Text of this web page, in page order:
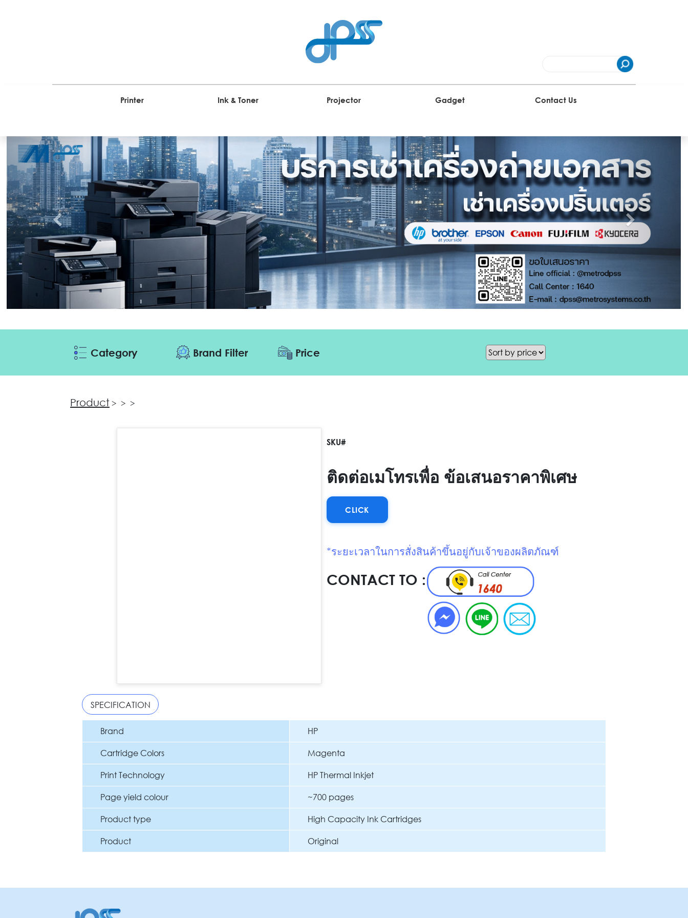
Printer Ink & Toner Projector Gadget Contact Us
Category Brand Filter Price
Product > > >
SKU#
ติดต่อเมโทรเพื่อ ข้อเสนอราคาพิเศษ
CLICK
*ระยะเวลาในการสั่งสินค้าขึ้นอยู่กับเจ้าของผลิตภัณฑ์
CONTACT TO :
SPECIFICATION
Brand HP
Cartridge Colors Magenta
Print Technology HP Thermal Inkjet
Page yield colour ~700 pages
Product type High Capacity Ink Cartridges
Product Original